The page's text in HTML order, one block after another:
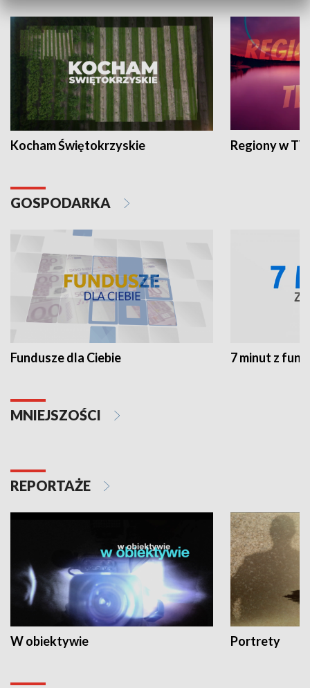
Kocham Świętokrzyskie Regiony w
GOSPODARKA
Fundusze dla Ciebie 7 minut z
MNIEJSZOŚCI
REPORTAŻE
W obiektywie Portrety